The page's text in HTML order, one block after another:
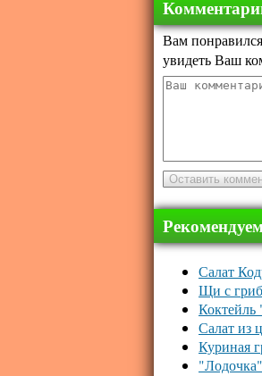
Вам
увидеть Ваш
Салат
Щи с
Салат из
Куриная